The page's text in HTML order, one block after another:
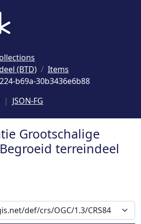
(BTD)
Items
b69a-30b3436e6b88
JSON-FG
Grootschalige
terreindeel